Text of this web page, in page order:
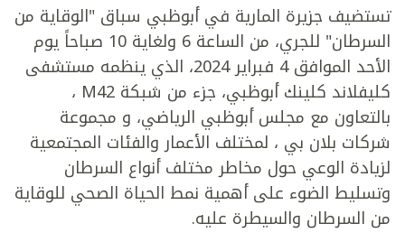
تستضيف جزيرة المارية في أبوظبي سباق "الوقاية من
السرطان" للجري، من الساعة 6 ولغاية 10 صباحاً يوم
الأحد الموافق 4 فبراير 2024، الذي ينظمه مستشفى
كليفلاند كلينك أبوظبي، جزء من شبكة M42 ،
بالتعاون مع مجلس أبوظبي الرياضي، و مجموعة
شركات بلان بي ، لمختلف الأعمار والفئات المجتمعية
لزيادة الوعي حول مخاطر مختلف أنواع السرطان
وتسليط الضوء على أهمية نمط الحياة الصحي للوقاية
من السرطان والسيطرة عليه.